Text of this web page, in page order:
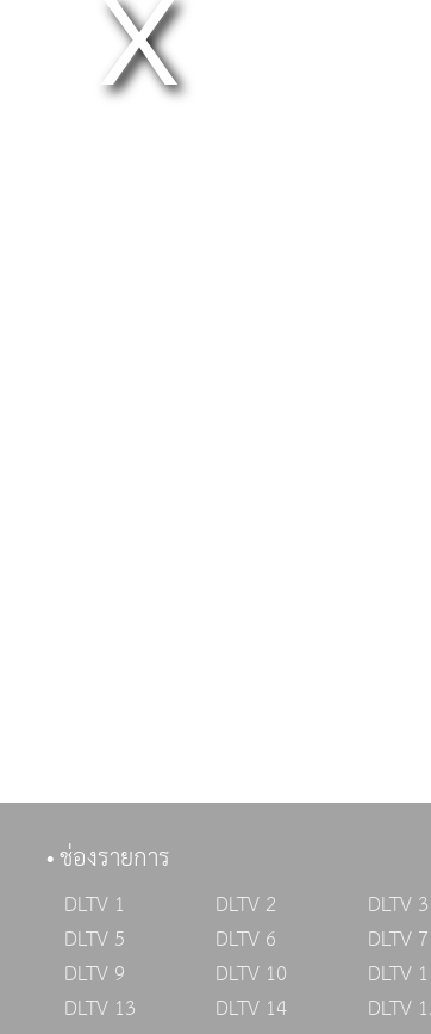
ช่องรายการ
DLTV 1 DLTV 2 DLTV 3
DLTV 5
DLTV 6 DLTV 7
DLTV 9
DLTV 10 DLTV
DLTV 13
DLTV 14 DLTV